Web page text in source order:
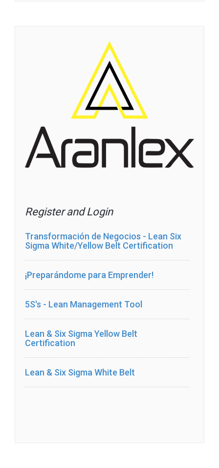
Register and Login
Transformación de Negocios - Lean Six
Sigma White/Yellow Belt Certification
¡Preparándome para Emprender!
5S's - Lean Management Tool
Lean & Six Sigma Yellow Belt
Certification
Lean & Six Sigma White Belt